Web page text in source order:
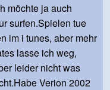
möchte ja auch
surfen.Spielen tue
im i tunes, aber mehr
lasse ich weg,
leider nicht was
Verion 2002